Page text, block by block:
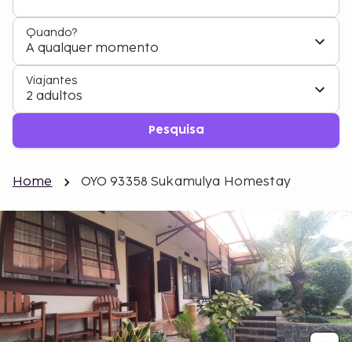
Quando?
A qualquer momento
Viajantes
2 adultos
Pesquisa
Home OYO 93358 Sukamulya Homestay